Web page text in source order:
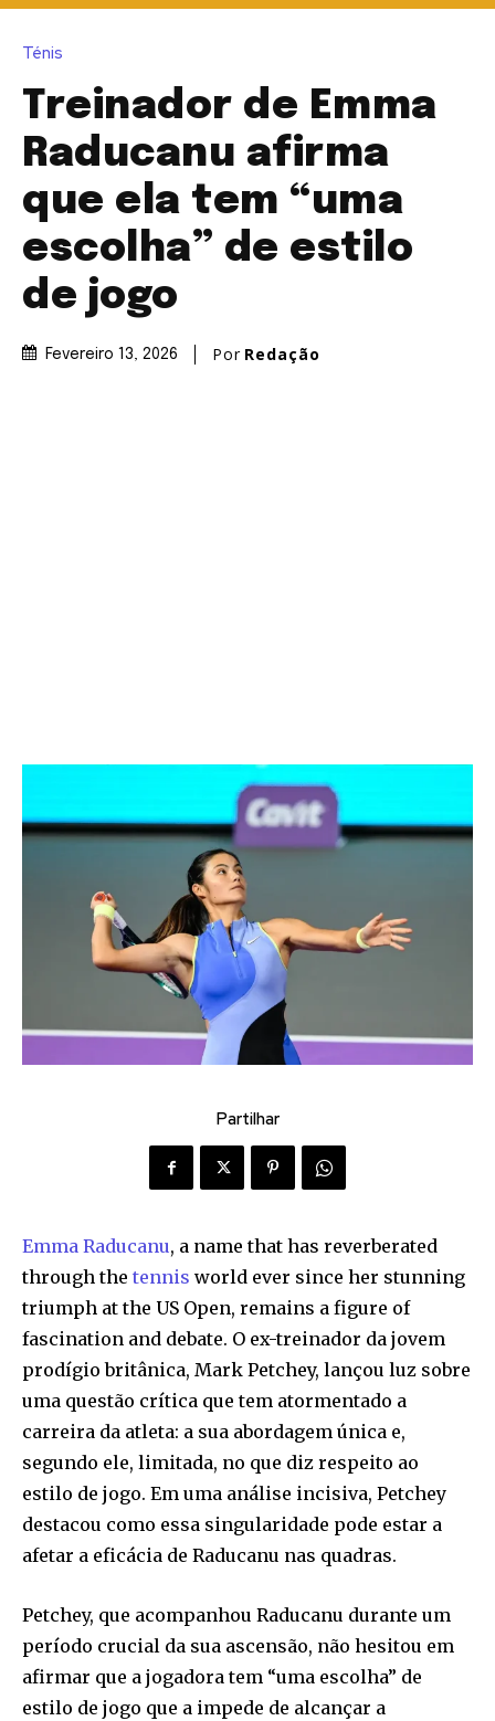
Ténis
Treinador de Emma
Raducanu afirma
que ela tem “uma
escolha” de estilo
de jogo
Fevereiro 13, 2026 Por Redação
Partilhar
Emma Raducanu, a name that has reverberated
through the tennis world ever since her stunning
triumph at the US Open, remains a figure of
fascination and debate. O ex-treinador da jovem
prodígio britânica, Mark Petchey, lançou luz sobre
uma questão crítica que tem atormentado a
carreira da atleta: a sua abordagem única e,
segundo ele, limitada, no que diz respeito ao
estilo de jogo. Em uma análise incisiva, Petchey
destacou como essa singularidade pode estar a
afetar a eficácia de Raducanu nas quadras.
Petchey, que acompanhou Raducanu durante um
período crucial da sua ascensão, não hesitou em
afirmar que a jogadora tem “uma escolha” de
estilo de jogo que a impede de alcançar a